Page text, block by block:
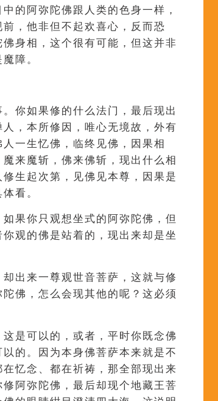
的阿弥陀佛跟人类的色身一样，
，他非但不起欢喜心，反而恐
身相，这个很有可能，但这并非
障。
你如果修的什么法门，最后现出
，本所修因，唯心无境故，外有
一生忆佛，临终见佛，因果相
来魔斩，佛来佛斩，现出什么相
生起次第，见佛见本尊，因果是
看。
果你只观想坐式的阿弥陀佛，但
观的佛是站着的，现出来却是坐
出来一尊观世音菩萨，这就与修
佛，怎么会现其他的呢？这必须
是可以的，或者，平时你既念佛
的。因为本身佛菩萨本来就是不
忆念、都在祈祷，那全部现出来
阿弥陀佛，最后却现个地藏王菩